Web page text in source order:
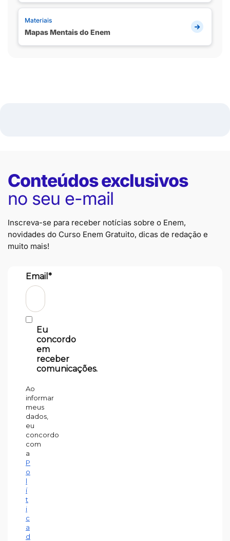
Materiais
Mapas Mentais do Enem
Conteúdos exclusivos
no seu e-mail
Inscreva-se para receber notícias sobre o Enem,
novidades do Curso Enem Gratuito, dicas de redação e
muito mais!
Email*
Eu
concordo
em
receber
comunicações.
Ao
informar
meus
dados,
eu
concordo
com
a
P
o
l
í
t
i
c
a
d